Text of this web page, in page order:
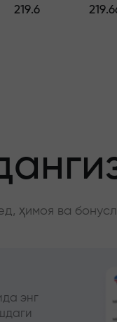
219.6
ҳимоя ва
энг